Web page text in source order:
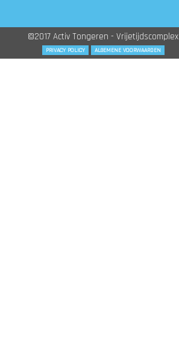
©2017 Activ Tongeren - Vrijetijdscomplex
PRIVACY POLICY ALGEMENE VOORWAARDEN